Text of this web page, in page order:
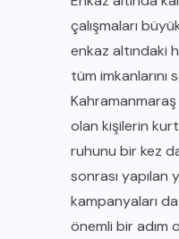
çalışmaları
enkaz altındaki
tüm
olan kişilerin
ruhunu bir kez
sonrası yapılan
kampanyaları
önemli bir adım